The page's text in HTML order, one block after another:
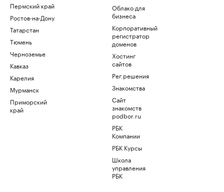
Пермский край
Ростов-на-Дону
Татарстан
Тюмень
Черноземье
Кавказ
Карелия
Мурманск
Приморский
край
Облако для
бизнеса
Корпоративный
регистратор
доменов
Хостинг
сайтов
Рег.решения
Знакомства
Сайт
знакомств
podbor.ru
РБК
Компании
РБК Курсы
Школа
управления
РБК